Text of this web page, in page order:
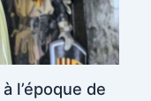
l’époque de